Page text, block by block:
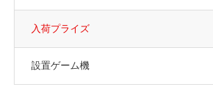
入荷プライズ
設置ゲーム機